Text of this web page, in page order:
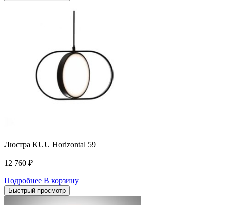
Люстра KUU Horizontal 59
12 760 ₽
Подробнее В корзину
Быстрый просмотр